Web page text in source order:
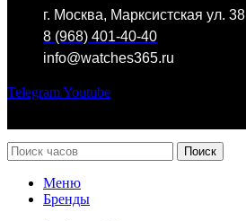
г. Москва, Марксистская ул. 38
8 (968) 401-40-40
info@watches365.ru
TelegramYoutube
Поиск
Меню
Бренды